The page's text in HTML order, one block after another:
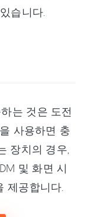
습니다.
는 것은 도전
사용하면 충
장치의 경우,
및 화면 시
제공합니다.